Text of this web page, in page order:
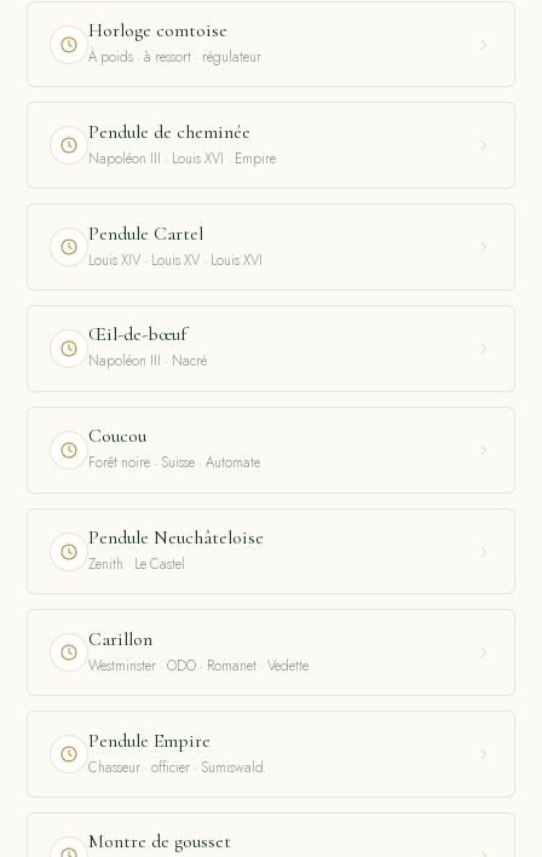
Horloge comtoise
À poids · à ressort · régulateur
Pendule de cheminée
Napoléon III · Louis XVI · Empire
Pendule Cartel
Louis XIV · Louis XV · Louis XVI
Œil-de-bœuf
Napoléon III · Nacré
Coucou
Forêt noire · Suisse · Automate
Pendule Neuchâteloise
Zenith · Le Castel
Carillon
Westminster · ODO · Romanet · Vedette
Pendule Empire
Chasseur · officier · Sumiswald
Montre de gousset